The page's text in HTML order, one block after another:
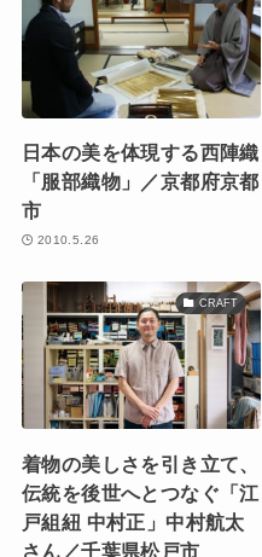
日本の美を体現する西陣織
「服部織物」／京都府京都
市
2010.5.26
CRAFT
着物の美しさを引き立て、
伝統を後世へとつなぐ「江
戸組紐 中村正」中村航太
さん／千葉県松戸市